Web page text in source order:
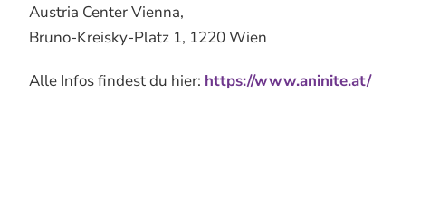
Austria Center Vienna,
Bruno-Kreisky-Platz 1, 1220 Wien
Alle Infos findest du hier: https://www.aninite.at/